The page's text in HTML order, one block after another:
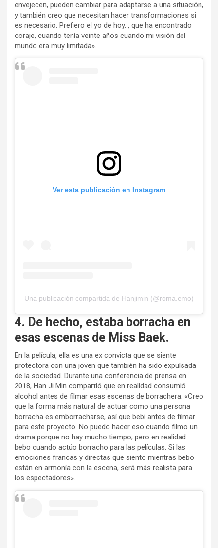
envejecen, pueden cambiar para adaptarse a una situación,
y también creo que necesitan hacer transformaciones si
es necesario. Prefiero el yo de hoy. , que ha encontrado
coraje, cuando tenía veinte años cuando mi visión del
mundo era muy limitada».
Ver esta publicación en Instagram
Una publicación compartida de Hanjimin (@roma.emo)
4. De hecho, estaba borracha en
esas escenas de Miss Baek.
En la película, ella es una ex convicta que se siente
protectora con una joven que también ha sido expulsada
de la sociedad. Durante una conferencia de prensa en
2018, Han Ji Min compartió que en realidad consumió
alcohol antes de filmar esas escenas de borrachera: «Creo
que la forma más natural de actuar como una persona
borracha es emborracharse, así que bebí antes de filmar
para este proyecto. No puedo hacer eso cuando filmo un
drama porque no hay mucho tiempo, pero en realidad
bebo cuando actúo borracho para las películas. Si las
emociones francas y directas que siento mientras bebo
están en armonía con la escena, será más realista para
los espectadores».